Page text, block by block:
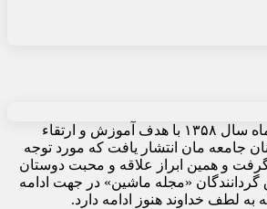
«مجله ماشین» از مهرماه سال ۱۳۵۸ با هدف آموزش و ارتقاء
جامعه مان انتشار یافت که مورد توجه
و همین ابراز علاقه و محبت دوستان
«مجله ماشین» در جهت ادامه
به لطف خداوند هنوز ادامه دارد.